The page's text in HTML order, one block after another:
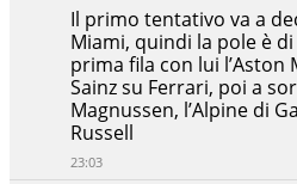
Il primo tentativo va a
Miami, quindi la pole è
prima fila con lui l’Aston
Sainz su Ferrari, poi a
Magnussen, l’Alpine di
Russell
23:03